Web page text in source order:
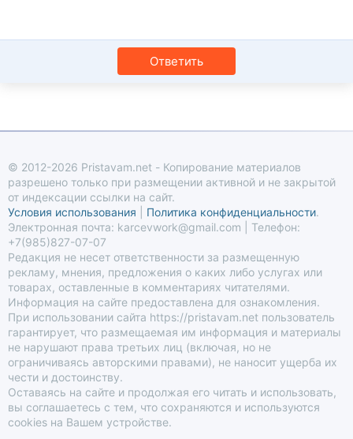
Ответить
© 2012-2026 Pristavam.net - Копирование материалов
разрешено только при размещении активной и не закрытой
от индексации ссылки на сайт.
Условия использования
Политика конфиденциальности.
Электронная почта: karcevwork@gmail.com | Телефон:
+7(985)827-07-07
Редакция не несет ответственности за размещенную
рекламу, мнения, предложения о каких либо услугах или
товарах, оставленные в комментариях читателями.
Информация на сайте предоставлена для ознакомления.
При использовании сайта https://pristavam.net пользователь
гарантирует, что размещаемая им информация и материалы
не нарушают права третьих лиц (включая, но не
ограничиваясь авторскими правами), не наносит ущерба их
чести и достоинству.
Оставаясь на сайте и продолжая его читать и использовать,
вы соглашаетесь с тем, что сохраняются и используются
cookies на Вашем устройстве.